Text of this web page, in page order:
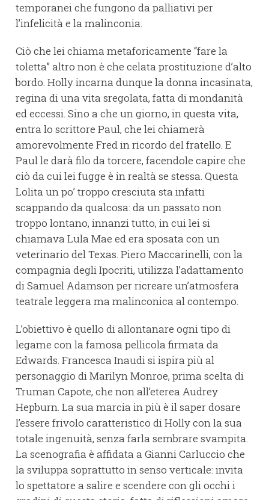
temporanei che fungono da palliativi per
l’infelicità e la malinconia.
Ciò che lei chiama metaforicamente “fare la
toletta” altro non è che celata prostituzione d’alto
bordo. Holly incarna dunque la donna incasinata,
regina di una vita sregolata, fatta di mondanità
ed eccessi. Sino a che un giorno, in questa vita,
entra lo scrittore Paul, che lei chiamerà
amorevolmente Fred in ricordo del fratello. E
Paul le darà filo da torcere, facendole capire che
ciò da cui lei fugge è in realtà se stessa. Questa
Lolita un po’ troppo cresciuta sta infatti
scappando da qualcosa: da un passato non
troppo lontano, innanzi tutto, in cui lei si
chiamava Lula Mae ed era sposata con un
veterinario del Texas. Piero Maccarinelli, con la
compagnia degli Ipocriti, utilizza l’adattamento
di Samuel Adamson per ricreare un’atmosfera
teatrale leggera ma malinconica al contempo.
L’obiettivo è quello di allontanare ogni tipo di
legame con la famosa pellicola firmata da
Edwards. Francesca Inaudi si ispira più al
personaggio di Marilyn Monroe, prima scelta di
Truman Capote, che non all’eterea Audrey
Hepburn. La sua marcia in più è il saper dosare
l’essere frivolo caratteristico di Holly con la sua
totale ingenuità, senza farla sembrare svampita.
La scenografia è affidata a Gianni Carluccio che
la sviluppa soprattutto in senso verticale: invita
lo spettatore a salire e scendere con gli occhi i